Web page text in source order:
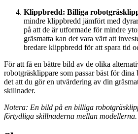
Klippbredd: Billiga
mindre klippbredd jämfört med
på att de är utformade för mindre
gräsmatta kan det vara värt att
bredare klippbredd för att spara tid
För att få en bättre bild av de olika
robotgräsklippare som passar bäst för dina
det att du gör en utvärdering av din
skillnader.
Notera: En bild på en billiga
förtydliga skillnaderna mellan modellerna.